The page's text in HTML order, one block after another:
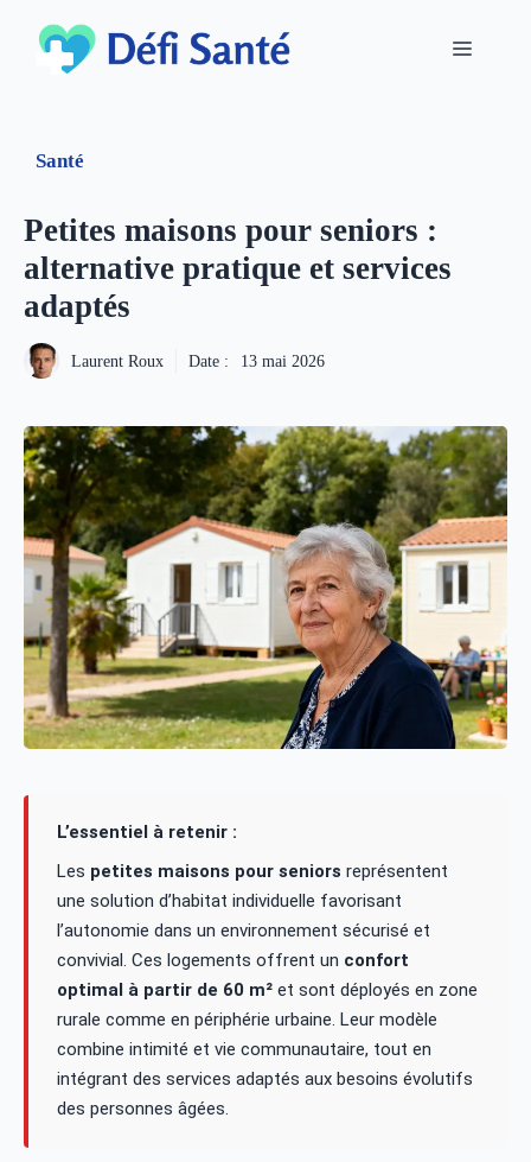
Menu
Santé
Petites maisons pour seniors :
alternative pratique et services
adaptés
Laurent Roux Date : 13 mai 2026
L’essentiel à retenir :
Les petites maisons pour seniors représentent
une solution d’habitat individuelle favorisant
l’autonomie dans un environnement sécurisé et
convivial. Ces logements offrent un confort
optimal à partir de 60 m² et sont déployés en zone
rurale comme en périphérie urbaine. Leur modèle
combine intimité et vie communautaire, tout en
intégrant des services adaptés aux besoins évolutifs
des personnes âgées.